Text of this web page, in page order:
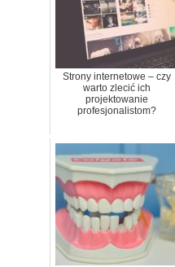
Strony internetowe – czy
warto zlecić ich
projektowanie
profesjonalistom?